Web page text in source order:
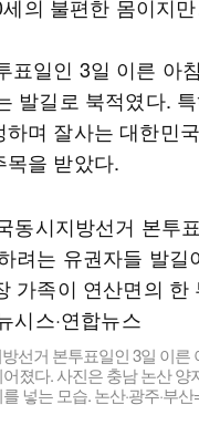
의 불편한 몸이지
표일인 3일 이른 아
발길로 북적였다.
며 잘사는 대한민
을 받았다.
선거 본투표일인 3일 이른
졌다. 사진은 충남 논산
넣는 모습. 논산·광주·부